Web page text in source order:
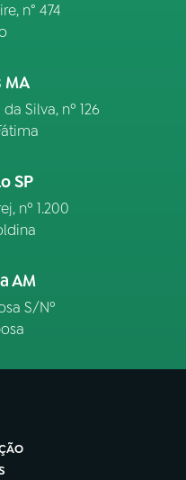
n° 474
MA
Silva, nº 126
SP
nº 1.200
AM
S/Nº